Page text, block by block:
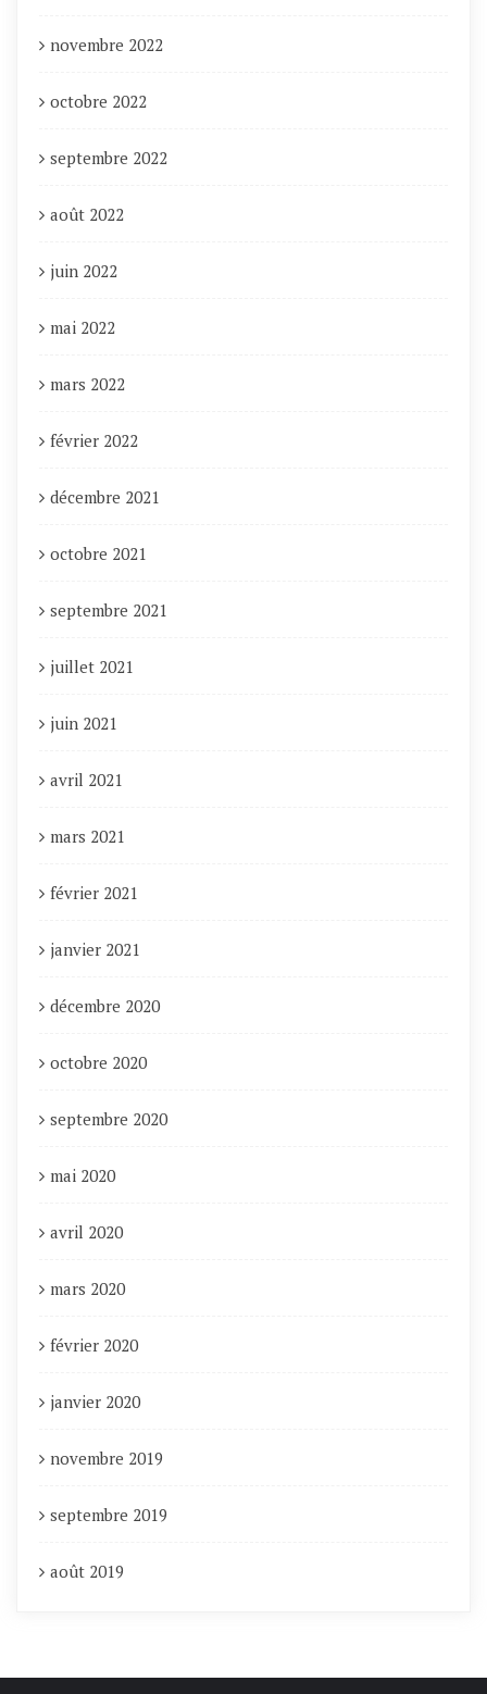
novembre 2022
octobre 2022
septembre 2022
août 2022
juin 2022
mai 2022
mars 2022
février 2022
décembre 2021
octobre 2021
septembre 2021
juillet 2021
juin 2021
avril 2021
mars 2021
février 2021
janvier 2021
décembre 2020
octobre 2020
septembre 2020
mai 2020
avril 2020
mars 2020
février 2020
janvier 2020
novembre 2019
septembre 2019
août 2019